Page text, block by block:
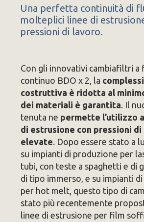
Una perfetta continuità di
molteplici linee di
pressioni di lavoro.
Con gli innovativi cambiafiltri a
continuo BDO x 2, la
costruttiva è ridotta al
dei materiali è garantita. Il
tenuta ne permette l’utilizzo
di estrusione con pressioni
elevate. Dopo essere stato a
su impianti di produzione per
tubi, con teste a spaghetti e di
di tipo immerso, e su impianti
per hot melt, questo tipo di
stato più recentemente
linee di estrusione per film